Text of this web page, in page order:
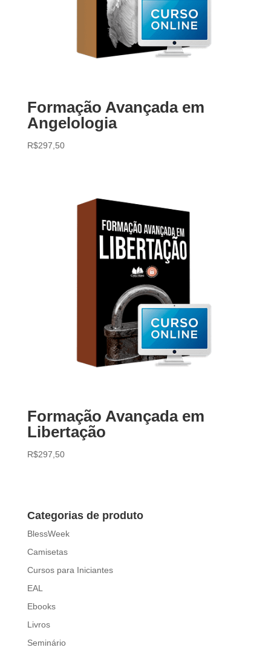
Formação Avançada em
Angelologia
R$297,50
Formação Avançada em
Libertação
R$297,50
Categorias de produto
BlessWeek
Camisetas
Cursos para Iniciantes
EAL
Ebooks
Livros
Seminário